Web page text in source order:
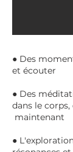
● Des
et écouter
● Des
dans le
maintenant
●